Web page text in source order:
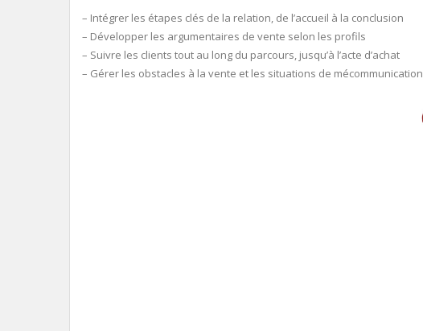
– Intégrer les étapes clés de la relation, de l’accueil à la conclusion
– Développer les argumentaires de vente selon les profils
– Suivre les clients tout au long du parcours, jusqu’à l’acte d’achat
– Gérer les obstacles à la vente et les situations de mécommunication